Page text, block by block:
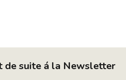
de suite á la Newsletter